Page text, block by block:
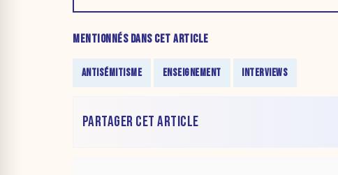
MENTIONNÉS DANS CET ARTICLE
ANTISÉMITISME ENSEIGNEMENT INTERVIEWS
PARTAGER CET ARTICLE